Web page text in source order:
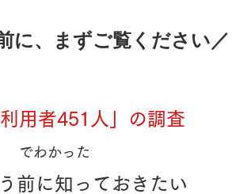
に、まずご覧ください／
利用者451人」の調査
でわかった
前に知っておきたい